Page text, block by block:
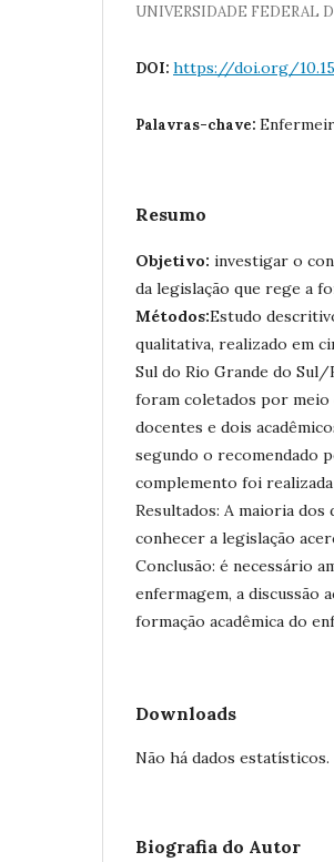
UNIVERSIDADE FEDERAL
DOI: https://doi.org/
Palavras-chave:
Resumo
Objetivo: investigar o
da legislação que rege a
Métodos:Estudo
qualitativa, realizado em
Sul do Rio Grande do
foram coletados por meio
docentes e dois
segundo o recomendado
complemento foi
Resultados: A maioria dos
conhecer a legislação
Conclusão: é necessário
enfermagem, a discussão
formação acadêmica do
Downloads
Não há dados estatísticos.
Biografia do Autor